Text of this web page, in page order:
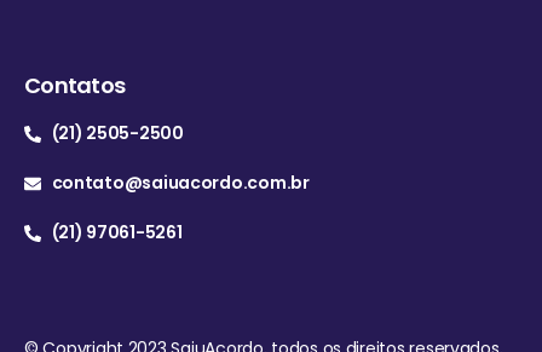
Contatos
(21) 2505-2500
contato@saiuacordo.com.br
(21) 97061-5261